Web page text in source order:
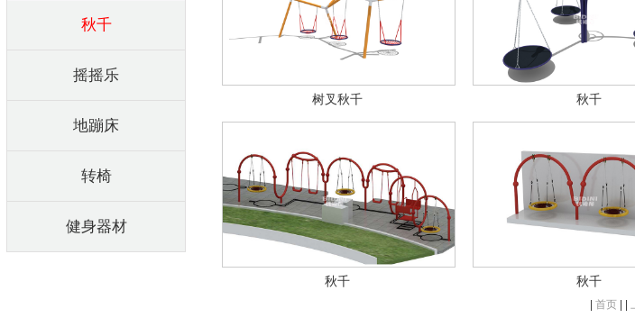
秋千
摇摇乐
地蹦床
转椅
健身器材
树叉秋千 秋千
秋千 秋千
首页| |